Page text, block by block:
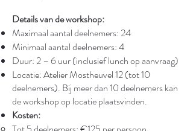
Details van de workshop:
Maximaal aantal deelnemers: 24
Minimaal aantal deelnemers: 4
Duur: 2 – 6 uur (inclusief lunch op aanvraag)
Locatie: Atelier Mostheuvel 12 (tot 10
deelnemers). Bij meer dan 10 deelnemers kan
de workshop op locatie plaatsvinden.
Kosten: